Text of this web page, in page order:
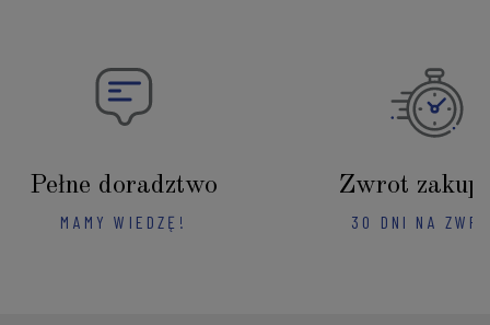
Pełne doradztwo
MAMY WIEDZĘ!
Zwrot
30 DNI NA